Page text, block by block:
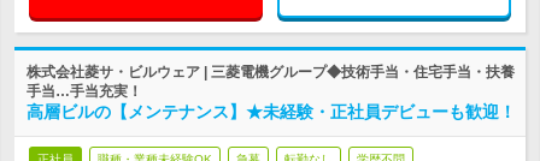
株式会社菱サ・ビルウェア | 三菱電機グループ◆技術手当・住宅手当・扶養
手当…手当充実！
高層ビルの【メンテナンス】★未経験・正社員デビューも歓迎！